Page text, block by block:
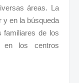
áreas. La
y en la búsqueda
familiares de los
en los centros